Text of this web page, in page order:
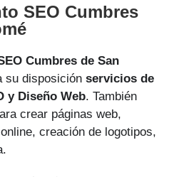
SEO Cumbres
Cumbres de San
su disposición servicios de
y Diseño Web. También
crear páginas web,
creación de logotipos,